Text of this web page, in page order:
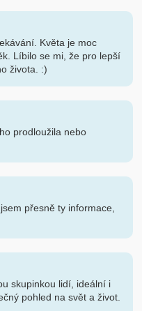
Květa je moc
Líbilo se mi, že pro lepší
života. :)
prodloužila nebo
přesně ty informace,
skupinkou lidí, ideální i
pohled na svět a život.